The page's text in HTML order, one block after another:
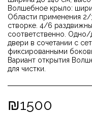
Волшебное крыло:
Области применения 2/
створке. 4/6
соответственно.
двери в сочетании с
фиксированными
Вариант открытия
для чистки.
₪1500